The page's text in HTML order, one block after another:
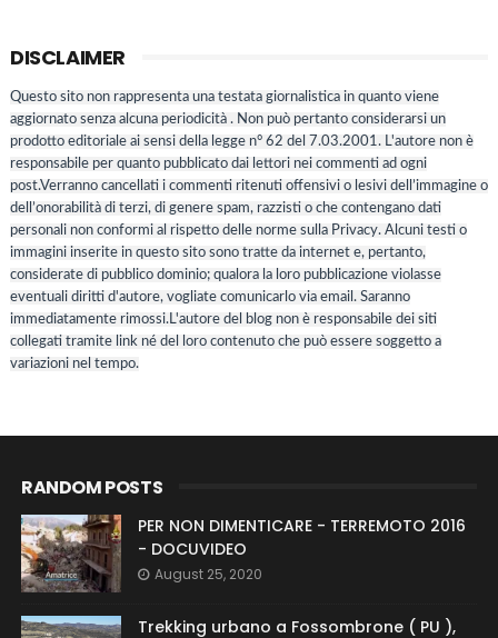
DISCLAIMER
Questo sito non rappresenta una testata giornalistica in quanto viene
aggiornato senza alcuna periodicità . Non può pertanto considerarsi un
prodotto editoriale ai sensi della legge n° 62 del 7.03.2001. L'autore non è
responsabile per quanto pubblicato dai lettori nei commenti ad ogni
post.Verranno cancellati i commenti ritenuti offensivi o lesivi dell’immagine o
dell’onorabilità di terzi, di genere spam, razzisti o che contengano dati
personali non conformi al rispetto delle norme sulla Privacy. Alcuni testi o
immagini inserite in questo sito sono tratte da internet e, pertanto,
considerate di pubblico dominio; qualora la loro pubblicazione violasse
eventuali diritti d'autore, vogliate comunicarlo via email. Saranno
immediatamente rimossi.L'autore del blog non è responsabile dei siti
collegati tramite link né del loro contenuto che può essere soggetto a
variazioni nel tempo.
RANDOM POSTS
PER NON DIMENTICARE - TERREMOTO 2016
- DOCUVIDEO
August 25, 2020
Trekking urbano a Fossombrone ( PU ),